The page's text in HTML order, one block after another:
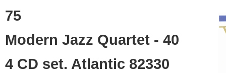
75
Modern Jazz Quartet - 40
4 CD set. Atlantic 82330